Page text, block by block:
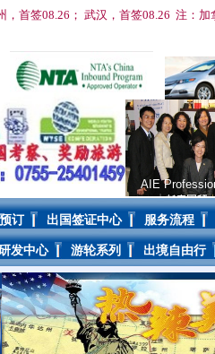
，首签08.26； 武汉，首签08.26 注：加
AIE
订 出国签证中心 服务流程
发中心 游轮系列 出境自由行